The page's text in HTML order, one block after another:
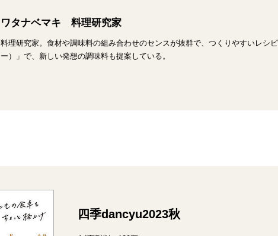
ワタナベマキ 料理研究家
料理研究家。食材や調味料の組み合わせのセンスが抜群で、つくりやすいレシ
ー）」で、新しい発想の調味料も提案している。
四季dancyu2023秋